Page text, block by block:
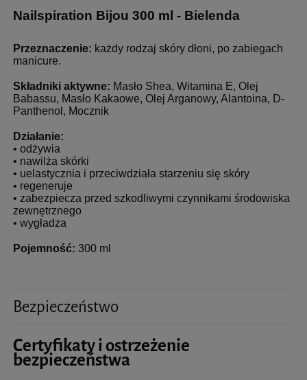
Nailspiration Bijou 300 ml - Bielenda
Przeznaczenie: każdy rodzaj skóry dłoni, po zabiegach
manicure.
Składniki aktywne: Masło Shea, Witamina E, Olej
Babassu, Masło Kakaowe, Olej Arganowy, Alantoina, D-
Panthenol, Mocznik
Działanie:
• odżywia
• nawilża skórki
• uelastycznia i przeciwdziała starzeniu się skóry
• regeneruje
• zabezpiecza przed szkodliwymi czynnikami środowiska
zewnętrznego
• wygładza
Pojemność: 300 ml
Bezpieczeństwo
Certyfikaty i ostrzeżenie
bezpieczeństwa